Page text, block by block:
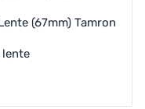
(67mm) Tamron
lente